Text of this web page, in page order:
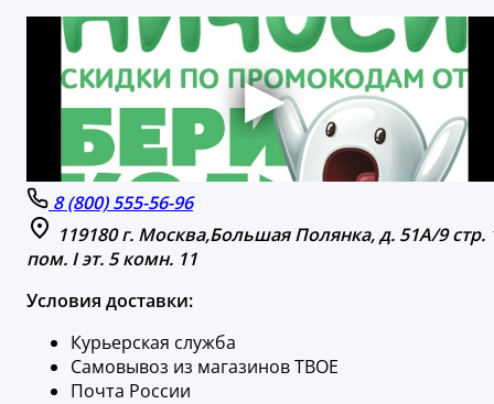
8 (800) 555-56-96
119180 г. Москва,Большая Полянка, д. 51А/9 стр.
пом. I эт. 5 комн. 11
Условия доставки:
Курьерская служба
Самовывоз из магазинов ТВОЕ
Почта России